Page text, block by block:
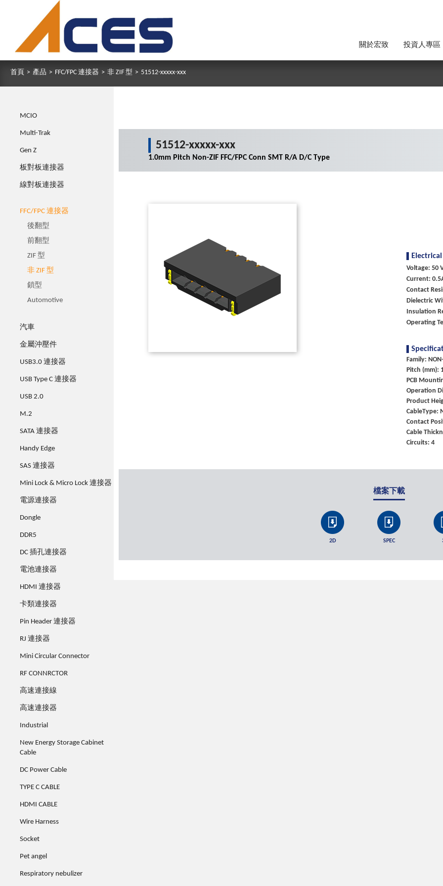
關於宏致 投資人專區
首頁 > 產品 > FFC/FPC 連接器 > 非 ZIF 型 > 51512-xxxxx-xxx
MCIO
Multi-Trak
Gen Z
板對板連接器
線對板連接器
FFC/FPC 連接器
後翻型
前翻型
ZIF 型
非 ZIF 型
鎖型
Automotive
汽車
金屬沖壓件
USB3.0 連接器
USB Type C 連接器
USB 2.0
M.2
SATA 連接器
Handy Edge
SAS 連接器
Mini Lock & Micro Lock 連接器
電源連接器
Dongle
DDR5
DC 插孔連接器
電池連接器
HDMI 連接器
卡類連接器
Pin Header 連接器
RJ 連接器
Mini Circular Connector
RF CONNRCTOR
高速連接線
高速連接器
Industrial
New Energy Storage Cabinet
Cable
DC Power Cable
TYPE C CABLE
HDMI CABLE
Wire Harness
Socket
Pet angel
Respiratory nebulizer
51512-xxxxx-xxx
1.0mm Pitch Non-ZIF FFC/FPC Conn SMT R/A D/C Type
Electrical
Voltage: 50
Current:
Contact
Dielectric
Insulation
Operating
Family:
Pitch (mm):
PCB
Operation
Product
CableType:
Contact
Cable
Circuits: 4
檔案下載
2D SPEC